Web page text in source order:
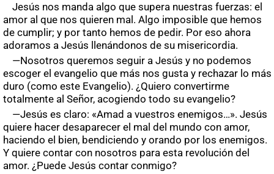
Jesús nos manda algo que supera nuestras fuerzas: el
amor al que nos quieren mal. Algo imposible que hemos
de cumplir; y por tanto hemos de pedir. Por eso ahora
adoramos a Jesús llenándonos de su misericordia.
—Nosotros queremos seguir a Jesús y no podemos
escoger el evangelio que más nos gusta y rechazar lo más
duro (como este Evangelio). ¿Quiero convertirme
totalmente al Señor, acogiendo todo su evangelio?
—Jesús es claro: «Amad a vuestros enemigos…». Jesús
quiere hacer desaparecer el mal del mundo con amor,
haciendo el bien, bendiciendo y orando por los enemigos.
Y quiere contar con nosotros para esta revolución del
amor. ¿Puede Jesús contar conmigo?